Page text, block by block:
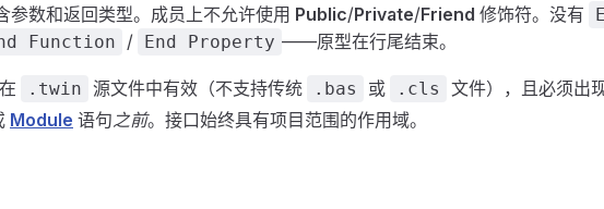
参数和返回类型。成员上不允许使用 Public/Private/Friend 修饰符。没有
Function / End Property ——原型在行尾结束。
.twin 源文件中有效（不支持传统 .bas 或 .cls
文件），且必须出
Module 语句之前。接口始终具有项目范围的作用域。